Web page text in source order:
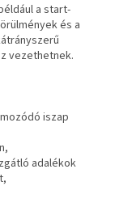
a start-
és a
vezethetnek.
iszap
adalékok